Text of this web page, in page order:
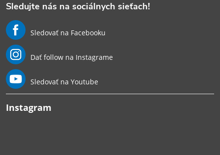
Sledujte nás na sociálnych sieťach!
Sledovať na Facebooku
Dať follow na Instagrame
Sledovať na Youtube
Instagram